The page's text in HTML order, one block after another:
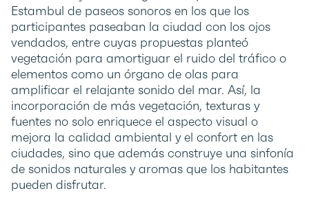
Estambul de paseos sonoros en los que los
participantes paseaban la ciudad con los ojos
vendados, entre cuyas propuestas planteó
vegetación para amortiguar el ruido del tráfico o
elementos como un órgano de olas para
amplificar el relajante sonido del mar. Así, la
incorporación de más vegetación, texturas y
fuentes no solo enriquece el aspecto visual o
mejora la calidad ambiental y el confort en las
ciudades, sino que además construye una sinfonía
de sonidos naturales y aromas que los habitantes
pueden disfrutar.